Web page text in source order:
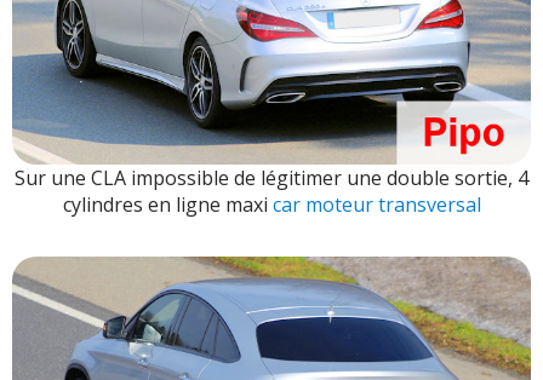
Sur une CLA impossible de légitimer une double sortie, 4
cylindres en ligne maxi car moteur transversal